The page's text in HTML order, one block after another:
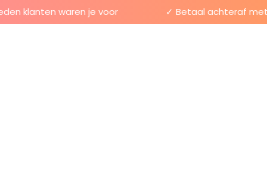
klanten waren je voor ✓ Betaal achteraf met